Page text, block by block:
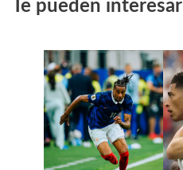
Te pueden interesar